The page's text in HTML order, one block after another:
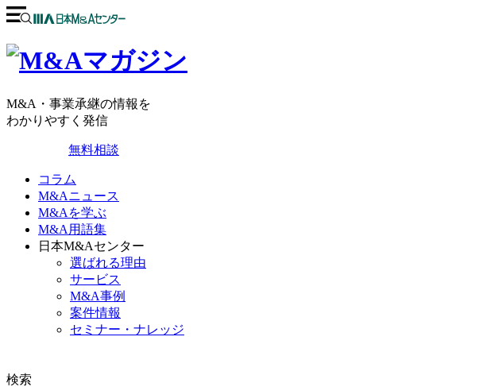
M&A・事業承継の情報を
わかりやすく発信
無料相談
コラム
M&Aニュース
M&Aを学ぶ
M&A用語集
日本M&Aセンター
選ばれる理由
サービス
M&A事例
案件情報
セミナー・ナレッジ
検索